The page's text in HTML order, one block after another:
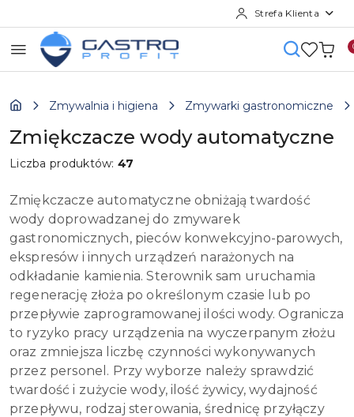
Strefa Klienta
Zmywalnia i higiena Zmywarki gastronomiczne
Zmiękczacze wody automatyczne
Liczba produktów:47
Zmiękczacze automatyczne obniżają twardość
wody doprowadzanej do zmywarek
gastronomicznych, pieców konwekcyjno-parowych,
ekspresów i innych urządzeń narażonych na
odkładanie kamienia. Sterownik sam uruchamia
regenerację złoża po określonym czasie lub po
przepływie zaprogramowanej ilości wody. Ogranicza
to ryzyko pracy urządzenia na wyczerpanym złożu
oraz zmniejsza liczbę czynności wykonywanych
przez personel. Przy wyborze należy sprawdzić
twardość i zużycie wody, ilość żywicy, wydajność
przepływu, rodzaj sterowania, średnicę przyłączy